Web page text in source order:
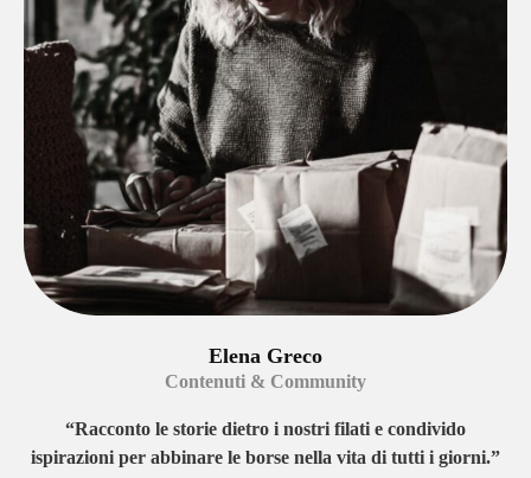
Elena Greco
Contenuti & Community
“Racconto le storie dietro i nostri filati e condivido
ispirazioni per abbinare le borse nella vita di tutti i giorni.”